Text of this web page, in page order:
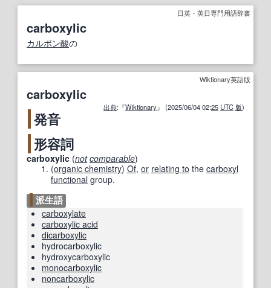
日英・英日専門用語辞書
carboxylic
カルボン酸の
Wiktionary英語版
carboxylic
出典:『Wiktionary』 (2025/06/04 02:25 UTC 版)
発音
形容詞
carboxylic (not comparable)
(organic chemistry) Of, or relating to the carboxyl
functional group.
派生語
carboxylate
carboxylic acid
dicarboxylic
hydrocarboxylic
hydroxycarboxylic
monocarboxylic
noncarboxylic